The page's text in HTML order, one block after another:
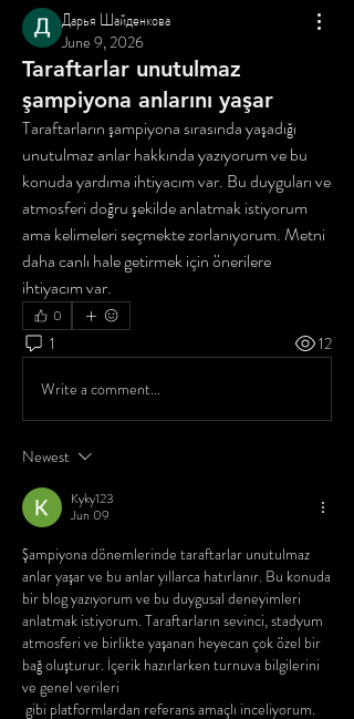
Дарья Шайденкова
June 9, 2026
Taraftarlar unutulmaz
şampiyona anlarını yaşar
Taraftarların şampiyona sırasında yaşadığı
unutulmaz anlar hakkında yazıyorum ve bu
konuda yardıma ihtiyacım var. Bu duyguları ve
atmosferi doğru şekilde anlatmak istiyorum
ama kelimeleri seçmekte zorlanıyorum. Metni
daha canlı hale getirmek için önerilere
ihtiyacım var.
0
1 12
Write a comment...
Newest
Kyky123
Jun 09
Şampiyona dönemlerinde taraftarlar unutulmaz
anlar yaşar ve bu anlar yıllarca hatırlanır. Bu konuda
bir blog yazıyorum ve bu duygusal deneyimleri
anlatmak istiyorum. Taraftarların sevinci, stadyum
atmosferi ve birlikte yaşanan heyecan çok özel bir
bağ oluşturur. İçerik hazırlarken turnuva bilgilerini
ve genel verileri